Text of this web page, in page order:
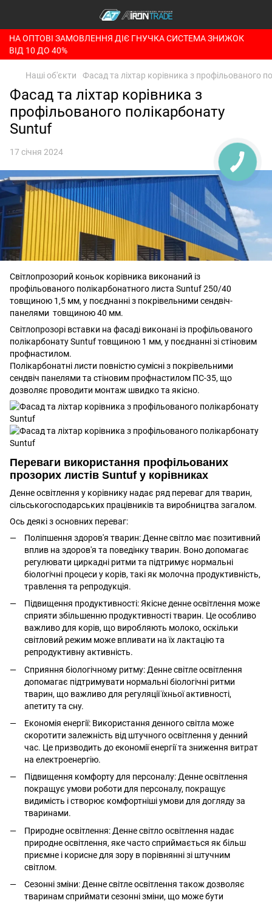
НА ОПТОВІ ЗАМОВЛЕННЯ ДІЄ ГНУЧКА СИСТЕМА ЗНИЖОК
ВІД 10 ДО 40%
Наші об'єкти Фасад та ліхтар корівника з профільованого
Фасад та ліхтар корівника з
профільованого полікарбонату
Suntuf
17 січня 2024
Світлопрозорий коньок корівника виконаний із
профільованого полікарбонатного листа Suntuf 250/40
товщиною 1,5 мм, у поєднанні з покрівельними сендвіч-
панелями товщиною 40 мм.
Світлопрозорі вставки на фасаді виконані із профільованого
полікарбонату Suntuf товщиною 1 мм, у поєднанні зі стіновим
профнастилом.
Полікарбонатні листи повністю сумісні з покрівельними
сендвіч панелями та стіновим профнастилом ПС-35, що
дозволяє проводити монтаж швидко та якісно.
Переваги використання профільованих
прозорих листів Suntuf у корівниках
Денне освітлення у корівнику надає ряд переваг для тварин,
сільськогосподарських працівників та виробництва загалом.
Ось деякі з основних переваг:
Поліпшення здоров'я тварин: Денне світло має позитивний
вплив на здоров'я та поведінку тварин. Воно допомагає
регулювати циркадні ритми та підтримує нормальні
біологічні процеси у корів, такі як молочна продуктивність,
травлення та репродукція.
Підвищення продуктивності: Якісне денне освітлення може
сприяти збільшенню продуктивності тварин. Це особливо
важливо для корів, що виробляють молоко, оскільки
світловий режим може впливати на їх лактацію та
репродуктивну активність.
Сприяння біологічному ритму: Денне світле освітлення
допомагає підтримувати нормальні біологічні ритми
тварин, що важливо для регуляції їхньої активності,
апетиту та сну.
Економія енергії: Використання денного світла може
скоротити залежність від штучного освітлення у денний
час. Це призводить до економії енергії та зниження витрат
на електроенергію.
Підвищення комфорту для персоналу: Денне освітлення
покращує умови роботи для персоналу, покращує
видимість і створює комфортніші умови для догляду за
тваринами.
Природне освітлення: Денне світло освітлення надає
природне освітлення, яке часто сприймається як більш
приємне і корисне для зору в порівнянні зі штучним
світлом.
Сезонні зміни: Денне світле освітлення також дозволяє
тваринам сприймати сезонні зміни, що може бути